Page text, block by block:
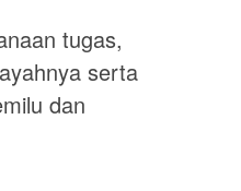
tugas,
serta
dan